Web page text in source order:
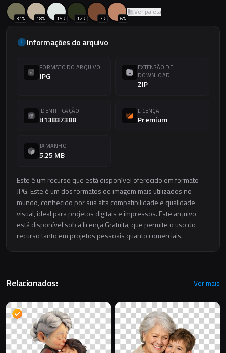
31% 18% 15% 12% 7% 6%
Ver paleta
Informações do arquivo
FORMATO DO ARQUIVO
JPG
EXTENSÃO DE
DOWNLOAD
ZIP
IDENTIFICAÇÃO
#13837388
LICENÇA
Premium
TAMANHO
5.25 MB
Este é um recurso que está disponível oferecido em formato
JPG. Este é um dos formatos de imagem mais utilizados no
mundo, conhecido por sua alta compatibilidade e qualidade
visual, ideal para projetos digitais e impressos. Este arquivo
está disponível sob a licença Gratuita, que permite o uso do
recurso tanto em projetos pessoais quanto comerciais.
Relacionados: Ver mais